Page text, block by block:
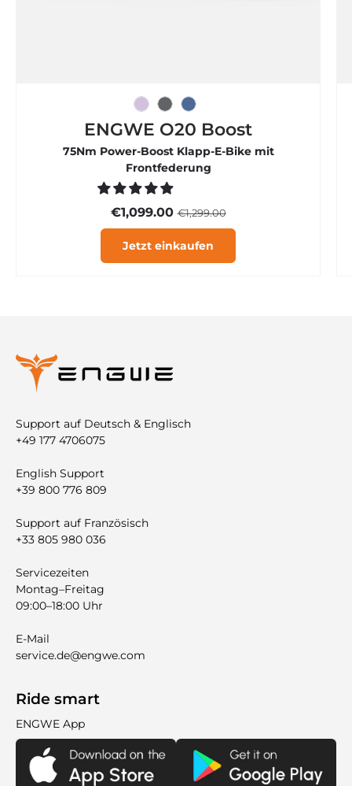
ENGWE O20 Boost
75Nm Power-Boost Klapp-E-Bike mit
Frontfederung
€1,099.00€1,299.00
Jetzt einkaufen
Support auf Deutsch & Englisch
+49 177 4706075
English Support
+39 800 776 809
Support auf Französisch
+33 805 980 036
Servicezeiten
Montag–Freitag
09:00–18:00 Uhr
E-Mail
service.de@engwe.com
Ride smart
ENGWE App